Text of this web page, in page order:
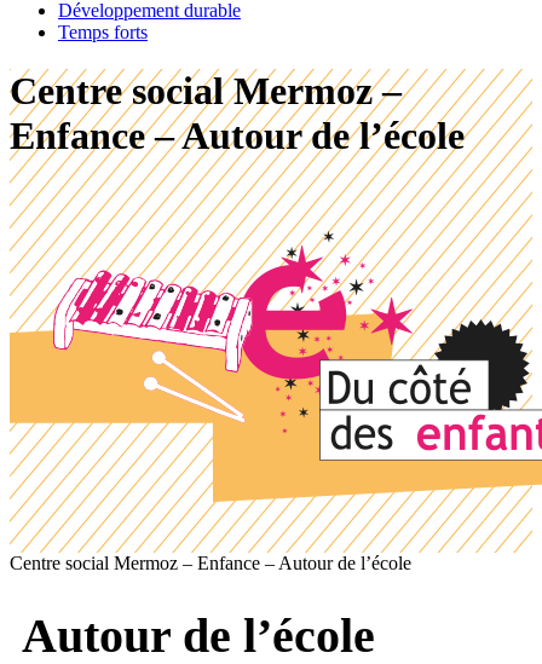
Développement durable
Temps forts
Centre social Mermoz –
Enfance – Autour de l’école
Centre social Mermoz – Enfance – Autour de l’école
Autour de l’école